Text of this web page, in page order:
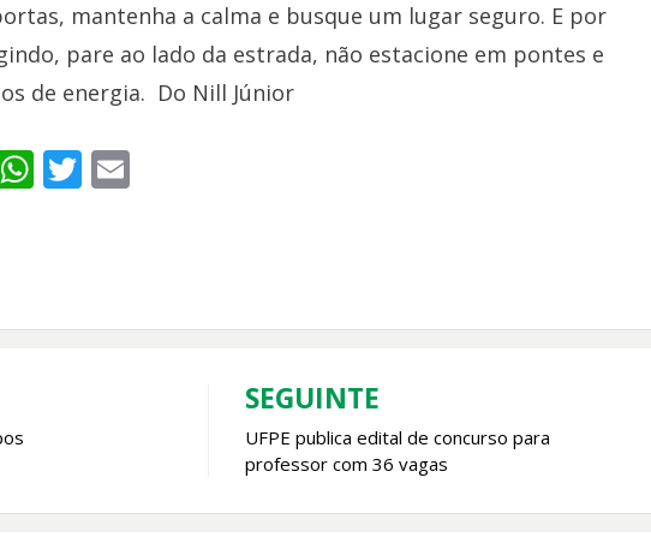
mantenha a calma e busque um lugar seguro. E por
pare ao lado da estrada, não estacione em pontes e
de energia. Do Nill Júnior
W
A
T E
SEGUINTE
UFPE publica edital de concurso para
professor com 36 vagas